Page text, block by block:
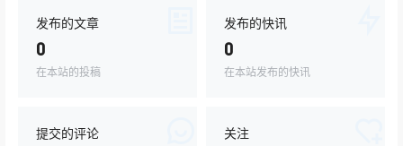
发布的文章
0
在本站的投稿
发布的快讯
0
在本站发布的快讯
提交的评论 关注